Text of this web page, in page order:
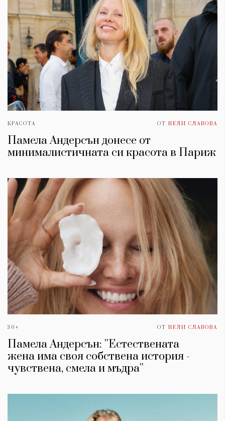
КРАСОТА ОТ НЕЛИ СЛАВОВА
Памела Андерсън донесе от
минималистичната си красота в Париж
30+ ОТ НЕЛИ СЛАВОВА
Памела Андерсън: ''Естествената
жена има своя собствена история -
чувствена, смела и мъдра''